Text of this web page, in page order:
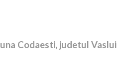
Codaesti, judetul Vaslui